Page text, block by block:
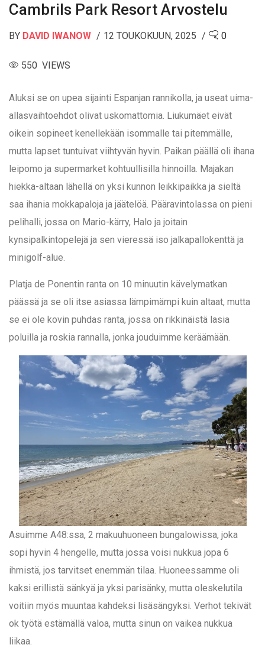
Cambrils Park Resort Arvostelu
BY DAVID IWANOW 12 TOUKOKUUN, 2025 0
550 VIEWS
Aluksi se on upea sijainti Espanjan rannikolla, ja useat uima-
allasvaihtoehdot olivat uskomattomia. Liukumäet eivät
oikein sopineet kenellekään isommalle tai pitemmälle,
mutta lapset tuntuivat viihtyvän hyvin. Paikan päällä oli ihana
leipomo ja supermarket kohtuullisilla hinnoilla. Majakan
hiekka-altaan lähellä on yksi kunnon leikkipaikka ja sieltä
saa ihania mokkapaloja ja jäätelöä. Pääravintolassa on pieni
pelihalli, jossa on Mario-kärry, Halo ja joitain
kynsipalkintopelejä ja sen vieressä iso jalkapallokenttä ja
minigolf-alue.
Platja de Ponentin ranta on 10 minuutin kävelymatkan
päässä ja se oli itse asiassa lämpimämpi kuin altaat, mutta
se ei ole kovin puhdas ranta, jossa on rikkinäistä lasia
poluilla ja roskia rannalla, jonka jouduimme keräämään.
Asuimme A48:ssa, 2 makuuhuoneen bungalowissa, joka
sopi hyvin 4 hengelle, mutta jossa voisi nukkua jopa 6
ihmistä, jos tarvitset enemmän tilaa. Huoneessamme oli
kaksi erillistä sänkyä ja yksi parisänky, mutta oleskelutila
voitiin myös muuntaa kahdeksi lisäsängyksi. Verhot tekivät
ok työtä estämällä valoa, mutta sinun on vaikea nukkua
liikaa.